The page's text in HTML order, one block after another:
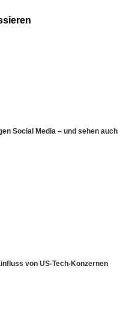
Social Media – und sehen auch
von US-Tech-Konzernen